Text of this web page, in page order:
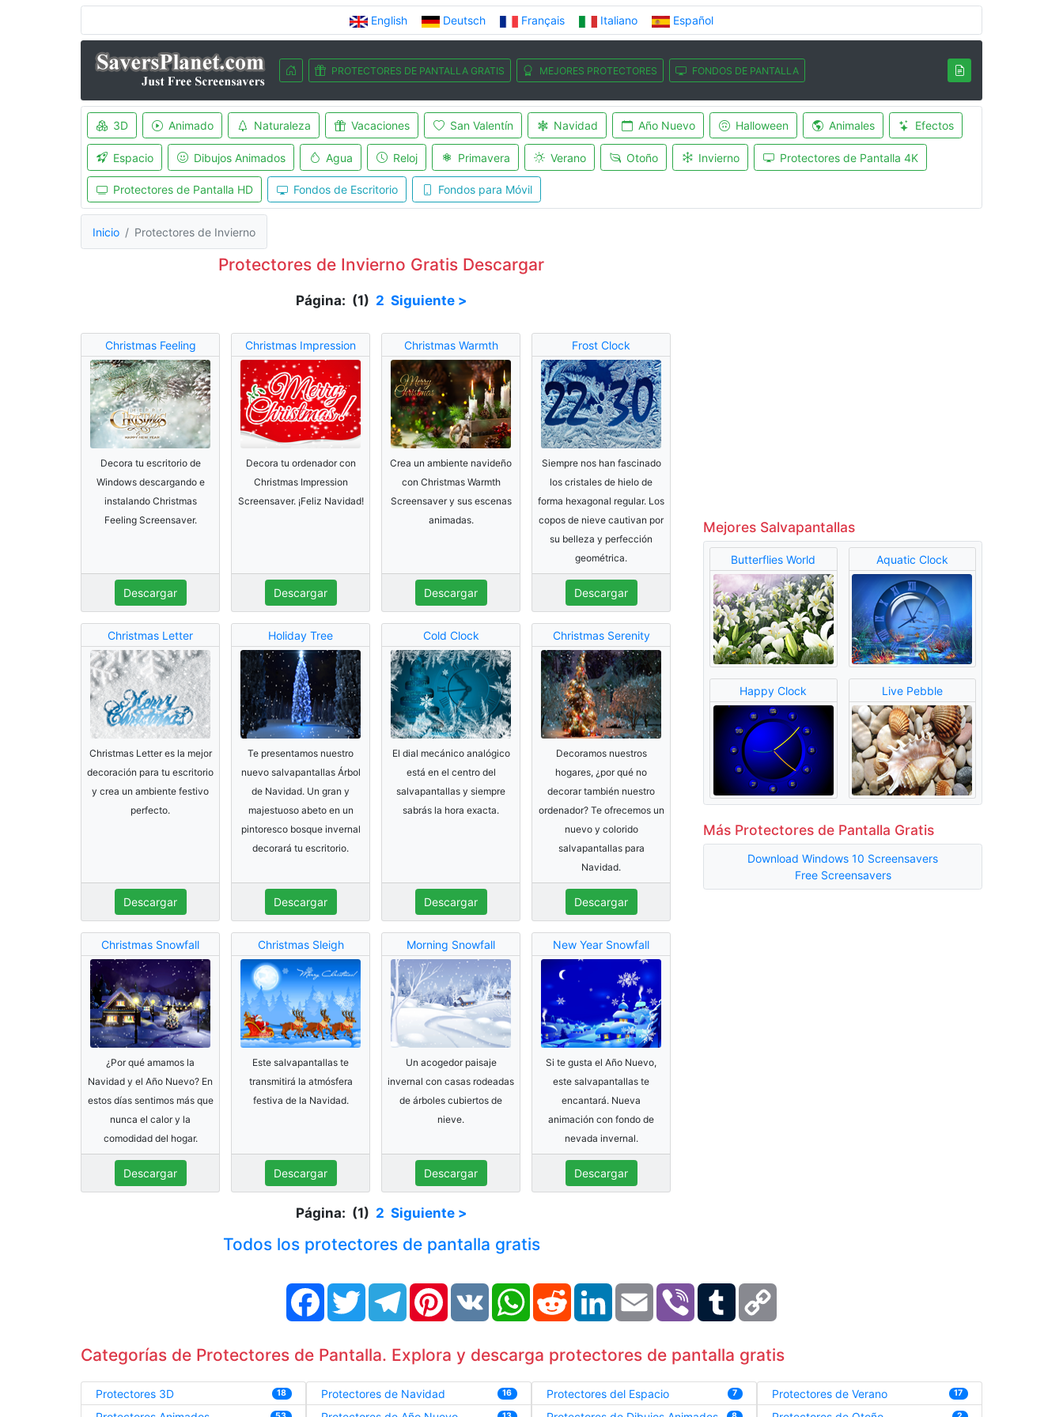
English Deutsch Français Italiano Español
PROTECTORES DE PANTALLA GRATIS MEJORES PROTECTORES FONDOS DE PANTALLA
3D Animado Naturaleza Vacaciones San Valentín Navidad Año Nuevo Halloween Animales Efectos
Espacio Dibujos Animados Agua Reloj Primavera Verano Otoño Invierno Protectores de Pantalla 4K
Protectores de Pantalla HD Fondos de Escritorio Fondos para Móvil
Inicio Protectores de Invierno
Protectores de Invierno Gratis Descargar
Página: (1) 2 Siguiente >
Christmas Feeling
Decora tu escritorio de
Windows descargando e
instalando Christmas
Feeling Screensaver.
Descargar
Christmas Impression
Decora tu ordenador con
Christmas Impression
Screensaver. ¡Feliz Navidad!
Descargar
Christmas Warmth
Crea un ambiente navideño
con Christmas Warmth
Screensaver y sus escenas
animadas.
Descargar
Frost Clock
Siempre nos han fascinado
los cristales de hielo de
forma hexagonal regular. Los
copos de nieve cautivan por
su belleza y perfección
geométrica.
Descargar
Christmas Letter
Christmas Letter es la mejor
decoración para tu escritorio
y crea un ambiente festivo
perfecto.
Descargar
Holiday Tree
Te presentamos nuestro
nuevo salvapantallas Árbol
de Navidad. Un gran y
majestuoso abeto en un
pintoresco bosque invernal
decorará tu escritorio.
Descargar
Cold Clock
El dial mecánico analógico
está en el centro del
salvapantallas y siempre
sabrás la hora exacta.
Descargar
Christmas Serenity
Decoramos nuestros
hogares, ¿por qué no
decorar también nuestro
ordenador? Te ofrecemos un
nuevo y colorido
salvapantallas para
Navidad.
Descargar
Christmas Snowfall
¿Por qué amamos la
Navidad y el Año Nuevo? En
estos días sentimos más que
nunca el calor y la
comodidad del hogar.
Descargar
Christmas Sleigh
Este salvapantallas te
transmitirá la atmósfera
festiva de la Navidad.
Descargar
Morning Snowfall
Un acogedor paisaje
invernal con casas rodeadas
de árboles cubiertos de
nieve.
Descargar
New Year Snowfall
Si te gusta el Año Nuevo,
este salvapantallas te
encantará. Nueva
animación con fondo de
nevada invernal.
Descargar
Página: (1) 2 Siguiente >
Todos los protectores de pantalla gratis
Mejores Salvapantallas
Butterflies World Aquatic Clock
Happy Clock Live Pebble
Más Protectores de Pantalla Gratis
Download Windows 10 Screensavers
Free Screensavers
FacebookTwitter TelegramPinterestVK WhatsAppReddit LinkedIn Email Viber Tumblr
Categorías de Protectores de Pantalla. Explora y descarga protectores de pantalla gratis
Protectores 3D 18 Protectores de Navidad 16 Protectores del Espacio 7 Protectores de Verano 17